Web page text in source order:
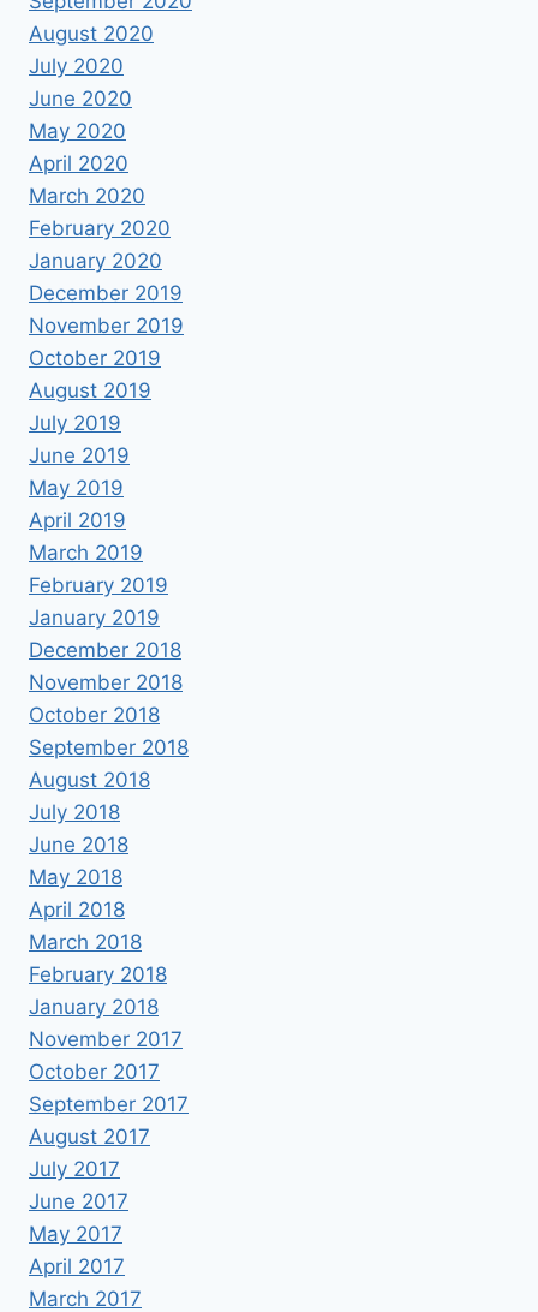
August 2020
July 2020
June 2020
May 2020
April 2020
March 2020
February 2020
January 2020
December 2019
November 2019
October 2019
August 2019
July 2019
June 2019
May 2019
April 2019
March 2019
February 2019
January 2019
December 2018
November 2018
October 2018
September 2018
August 2018
July 2018
June 2018
May 2018
April 2018
March 2018
February 2018
January 2018
November 2017
October 2017
September 2017
August 2017
July 2017
June 2017
May 2017
April 2017
March 2017